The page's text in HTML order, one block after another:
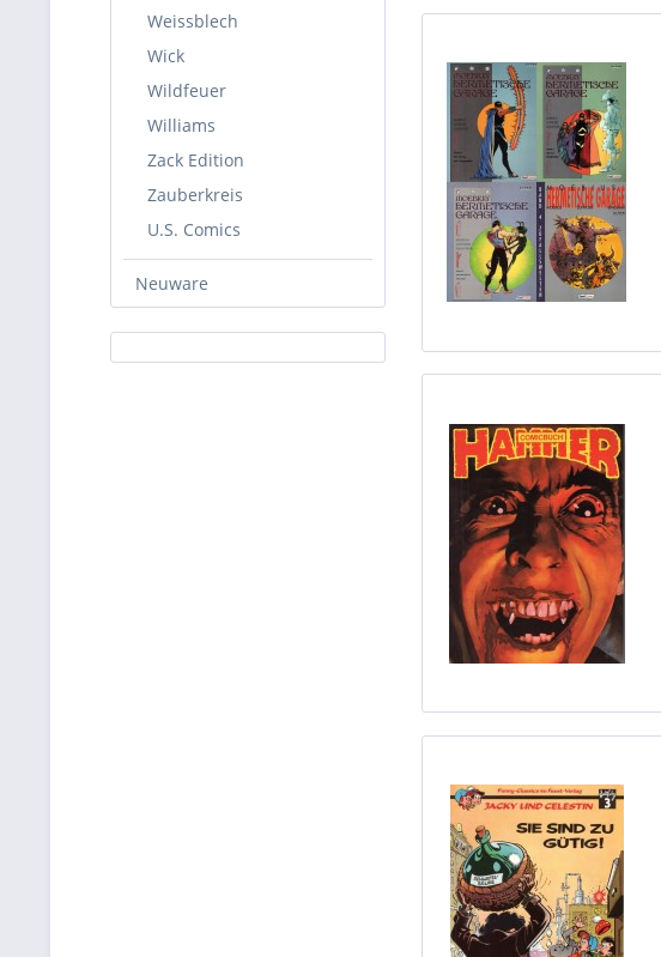
Weissblech
Wick
Wildfeuer
Williams
Zack Edition
Zauberkreis
U.S. Comics
Neuware